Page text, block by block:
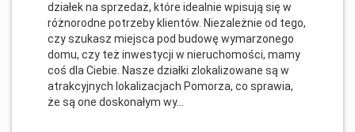
działek na sprzedaż, które idealnie wpisują się w
różnorodne potrzeby klientów. Niezależnie od tego,
czy szukasz miejsca pod budowę wymarzonego
domu, czy też inwestycji w nieruchomości, mamy
coś dla Ciebie. Nasze działki zlokalizowane są w
atrakcyjnych lokalizacjach Pomorza, co sprawia,
że są one doskonałym wy...